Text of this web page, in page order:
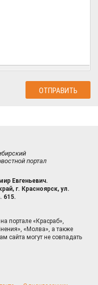
портал
Евгеньевич.
г. Красноярск, ул.
615.
портале «Красраб»,
«Молва», а также
сайта могут не совпадать